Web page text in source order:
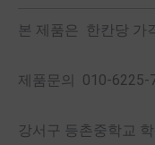
본 제품은 한칸당 가
제품문의 010-6225-
강서구 등촌중학교